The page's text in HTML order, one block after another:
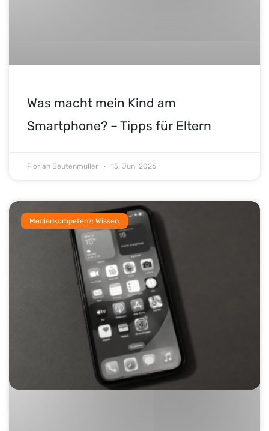
Was macht mein Kind am
Smartphone? – Tipps für Eltern
Florian Beutenmüller 15. Juni 2026
Medienkompetenz: Wissen